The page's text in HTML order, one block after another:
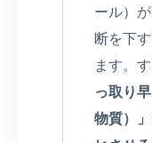
ール）
断を下
ます。
っ取り
物質）